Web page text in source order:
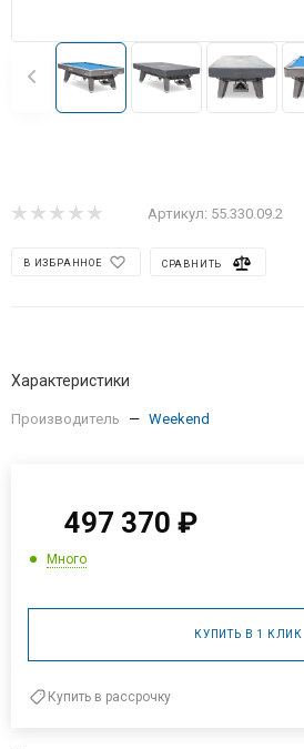
Артикул: 55.330.09.2
В ИЗБРАННОЕ СРАВНИТЬ
Характеристики
Производитель — Weekend
497 370 ₽
Много
КУПИТЬ В 1 КЛИК
Купить в рассрочку